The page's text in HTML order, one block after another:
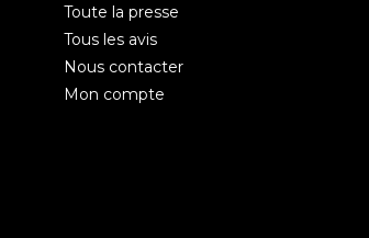
Toute la presse
Tous les avis
Nous contacter
Mon compte